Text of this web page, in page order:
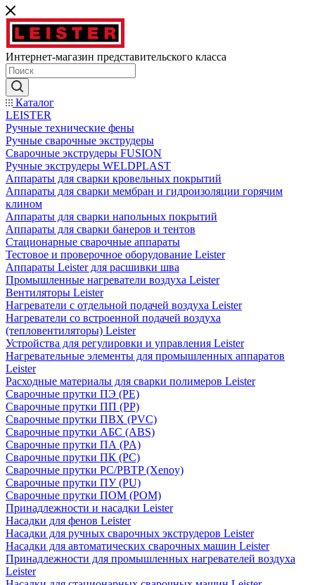
Интернет-магазин представительского класса
Каталог
LEISTER
Ручные технические фены
Ручные сварочные экструдеры
Сварочные экструдеры FUSION
Ручные экструдеры WELDPLAST
Аппараты для сварки кровельных покрытий
Аппараты для сварки мембран и гидроизоляции горячим
клином
Аппараты для сварки напольных покрытий
Аппараты для сварки банеров и тентов
Стационарные сварочные аппараты
Тестовое и проверочное оборудование Leister
Аппараты Leister для расшивки шва
Промышленные нагреватели воздуха Leister
Вентиляторы Leister
Нагреватели с отдельной подачей воздуха Leister
Нагреватели со встроенной подачей воздуха
(тепловентиляторы) Leister
Устройства для регулировки и управления Leister
Нагревательные элементы для промышленных аппаратов
Leister
Расходные материалы для сварки полимеров Leister
Сварочные прутки ПЭ (PE)
Сварочные прутки ПП (PP)
Сварочные прутки ПВХ (PVC)
Сварочные прутки АБС (ABS)
Сварочные прутки ПА (PA)
Сварочные прутки ПК (PC)
Сварочные прутки PC/PBTP (Xenoy)
Сварочные прутки ПУ (PU)
Сварочные прутки ПОМ (POM)
Принадлежности и насадки Leister
Насадки для фенов Leister
Насадки для ручных сварочных экструдеров Leister
Насадки для автоматических сварочных машин Leister
Принадлежности для промышленных нагревателей воздуха
Leister